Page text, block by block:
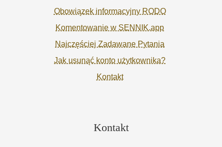
Obowiązek informacyjny RODO
Komentowanie w SENNIK.app
Najczęściej Zadawane Pytania
Jak usunąć konto użytkownika?
Kontakt
Kontakt